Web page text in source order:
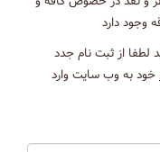
وجود دارد
لطفا از ثبت نام جدد
خود به وب سایت وارد